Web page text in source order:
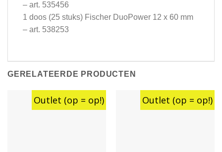
– art. 535456
1 doos (25 stuks) Fischer DuoPower 12 x 60 mm
– art. 538253
GERELATEERDE PRODUCTEN
Outlet (op = op!) Outlet (op = op!)